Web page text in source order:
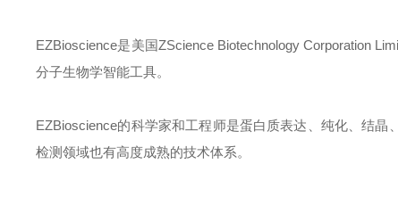
EZBioscience是美国ZScience Biotechnology Corporation
分子生物学智能工具。
EZBioscience的科学家和工程师是蛋白质表达、纯化、结晶
检测领域也有高度成熟的技术体系。